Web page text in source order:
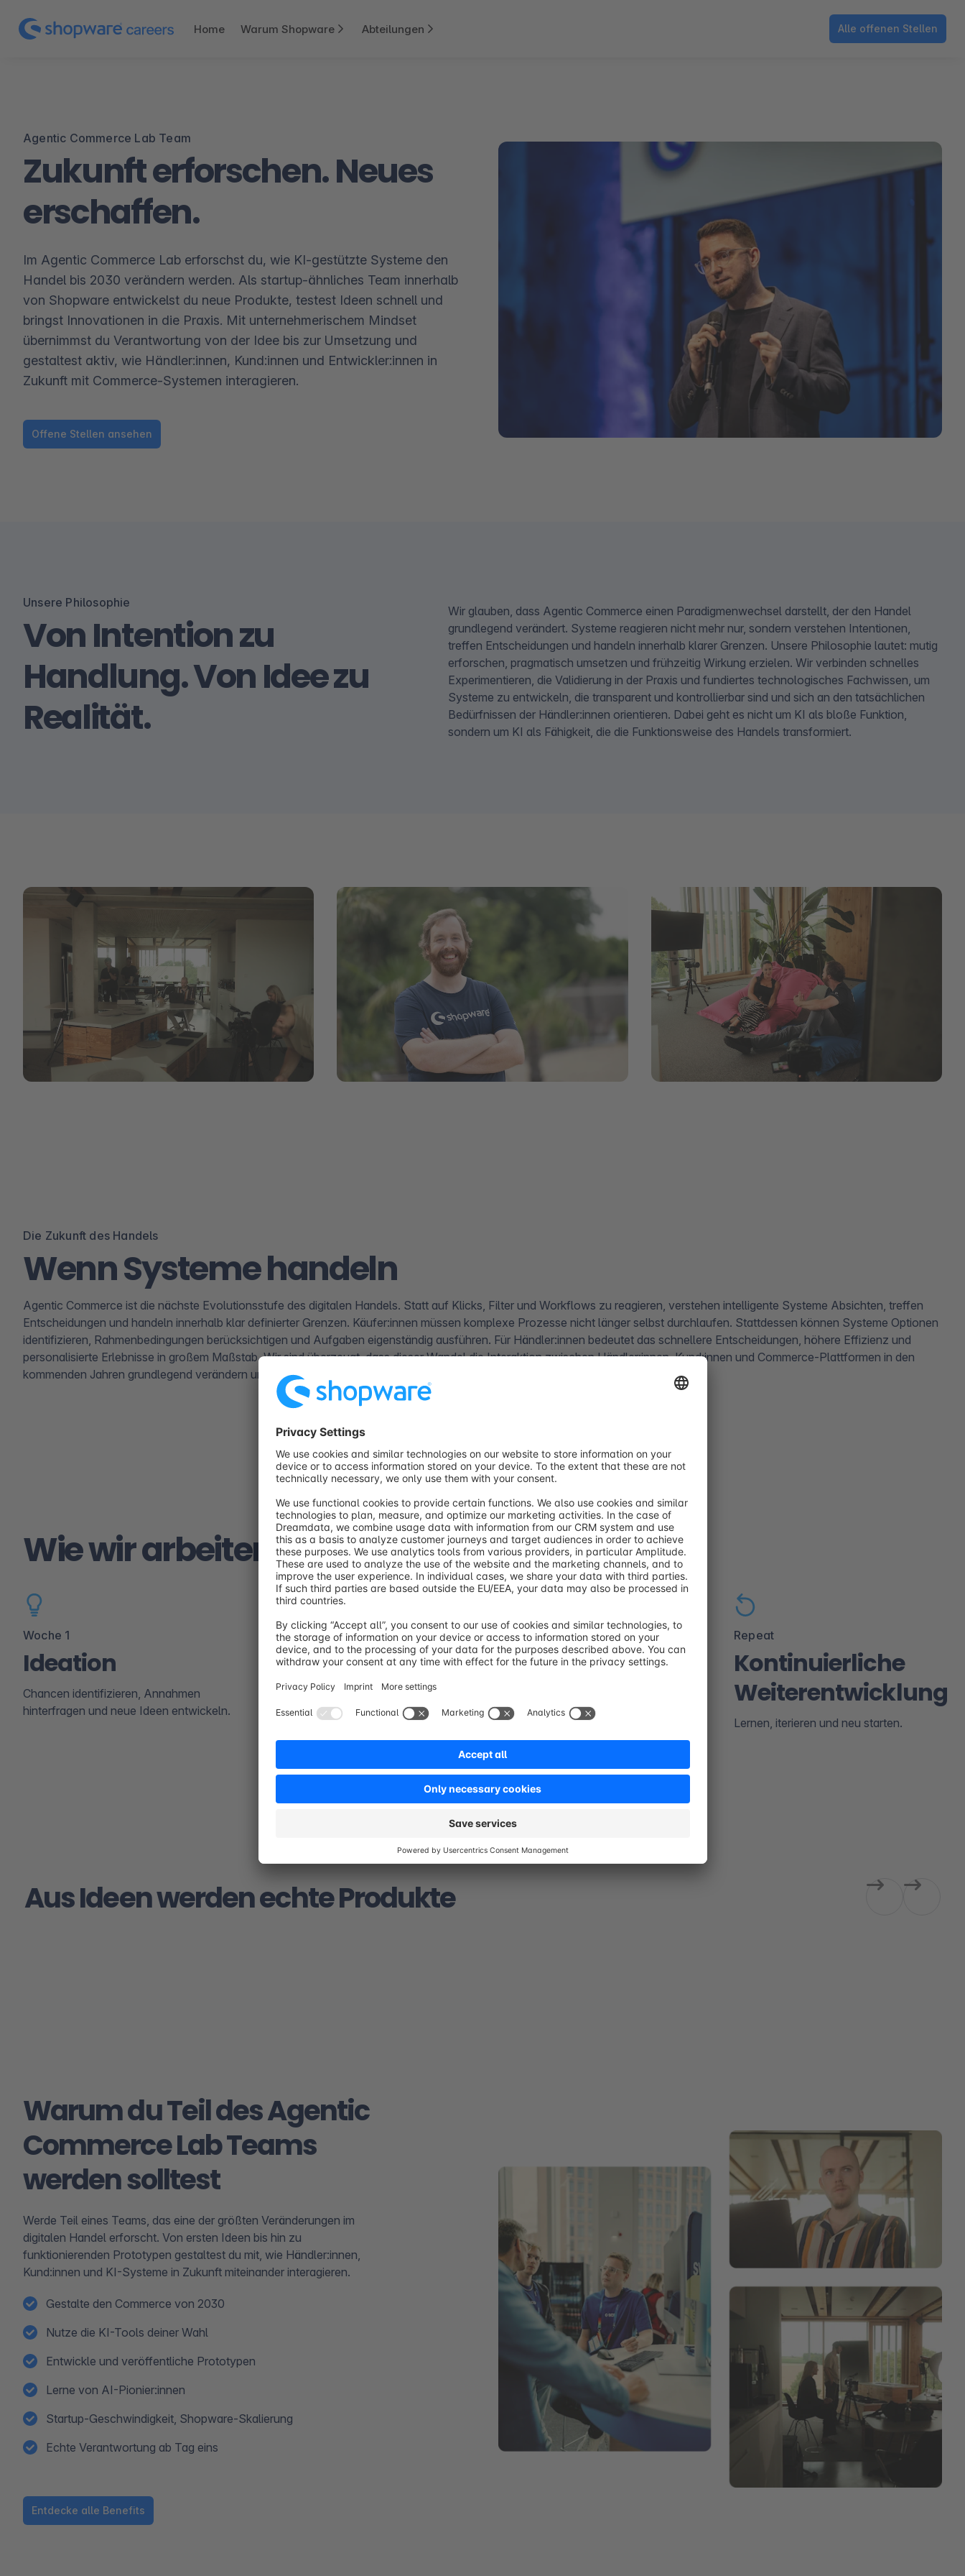
Home Warum Shopware Abteilungen Alle offenen Stellen
Agentic Commerce Lab Team
Zukunft erforschen. Neues
erschaffen.
Im Agentic Commerce Lab erforschst du, wie KI-gestützte Systeme den
Handel bis 2030 verändern werden. Als startup-ähnliches Team innerhalb
von Shopware entwickelst du neue Produkte, testest Ideen schnell und
bringst Innovationen in die Praxis. Mit unternehmerischem Mindset
übernimmst du Verantwortung von der Idee bis zur Umsetzung und
gestaltest aktiv, wie Händler:innen, Kund:innen und Entwickler:innen in
Zukunft mit Commerce-Systemen interagieren.
Offene Stellen ansehen
Unsere Philosophie
Von Intention zu
Handlung. Von Idee zu
Realität.
Wir glauben, dass Agentic Commerce einen Paradigmenwechsel darstellt, der den Handel
grundlegend verändert. Systeme reagieren nicht mehr nur, sondern verstehen Intentionen,
treffen Entscheidungen und handeln innerhalb klarer Grenzen. Unsere Philosophie lautet: mutig
erforschen, pragmatisch umsetzen und frühzeitig Wirkung erzielen. Wir verbinden schnelles
Experimentieren, die Validierung in der Praxis und fundiertes technologisches Fachwissen, um
Systeme zu entwickeln, die transparent und kontrollierbar sind und sich an den tatsächlichen
Bedürfnissen der Händler:innen orientieren. Dabei geht es nicht um KI als bloße Funktion,
sondern um KI als Fähigkeit, die die Funktionsweise des Handels transformiert.
Die Zukunft des Handels
Wenn Systeme handeln
Agentic Commerce ist die nächste Evolutionsstufe des digitalen Handels. Statt auf Klicks, Filter und Workflows zu reagieren, verstehen intelligente Systeme Absichten, treffen
Entscheidungen und handeln innerhalb klar definierter Grenzen. Käufer:innen müssen komplexe Prozesse nicht länger selbst durchlaufen. Stattdessen können Systeme Optionen
identifizieren, Rahmenbedingungen berücksichtigen und Aufgaben eigenständig ausführen. Für Händler:innen bedeutet das schnellere Entscheidungen, höhere Effizienz und
personalisierte Erlebnisse in großem Maßstab. Wir sind überzeugt, dass dieser Wandel die Interaktion zwischen Händler:innen, Kund:innen und Commerce-Plattformen in den
kommenden Jahren grundlegend verändern und neue Möglichkeiten für Innovation und Wachstum schaffen wird.
Wie wir arbeiten
Woche 1
Ideation
Chancen identifizieren, Annahmen
hinterfragen und neue Ideen entwickeln.
Woche 2-3
Prototyping
Ideen in funktionierende Prototypen
verwandeln und schnell validieren.
Review
Betting Table
welche Ideen weiterverfolgt werden.
Repeat
Kontinuierliche
Weiterentwicklung
Lernen, iterieren und neu starten.
Aus Ideen werden echte Produkte
Warum du Teil des Agentic
Commerce Lab Teams
werden solltest
Werde Teil eines Teams, das eine der größten Veränderungen im
digitalen Handel erforscht. Von ersten Ideen bis hin zu
funktionierenden Prototypen gestaltest du mit, wie Händler:innen,
Kund:innen und KI-Systeme in Zukunft miteinander interagieren.
Gestalte den Commerce von 2030
Nutze die KI-Tools deiner Wahl
Entwickle und veröffentliche Prototypen
Lerne von AI-Pionier:innen
Startup-Geschwindigkeit, Shopware-Skalierung
Echte Verantwortung ab Tag eins
Entdecke alle Benefits